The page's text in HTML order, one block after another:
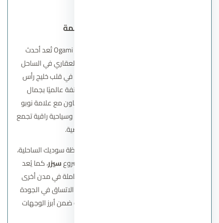
قرية اوجامي راس الحكمة
– Ogami Ras El Hikma تُعد أحدث
الإضافات إلى مشاريع شركة سوديك للتطوير العقاري في الساحل
الشمالي، وقد اختارت الشركة موقعًا استثنائيًا في قلب خليج رأس
الحكمة، أحد أشهر المناطق الساحلية المصنفة عالميًا بجمال
شواطئها وصفاء مياهها. يأتي المشروع بالتعاون مع علامة نوبو
للضيافة، ما يعكس توجهًا لتقديم تجربة فندقية وسياحية راقية تجمع
بين الطابع العالمي والخصوصية.
يمثل هذا المنتجع خطوة جديدة في تطور محفظة سوديك الساحلية،
خاصة بعد النجاح الذي حققته الشركة في مشروعسيزر، كما يُعد
امتدادًا لنهج الشركة في تنفيذ مجتمعات متكاملة في مدن أخرى
مثل سوديك إيست، كارميل، وإيست تاون. هذا الاتساق في الجودة
يعزز ثقة العملاء في المشروع الجديد ويضعه ضمن أبرز الوجهات